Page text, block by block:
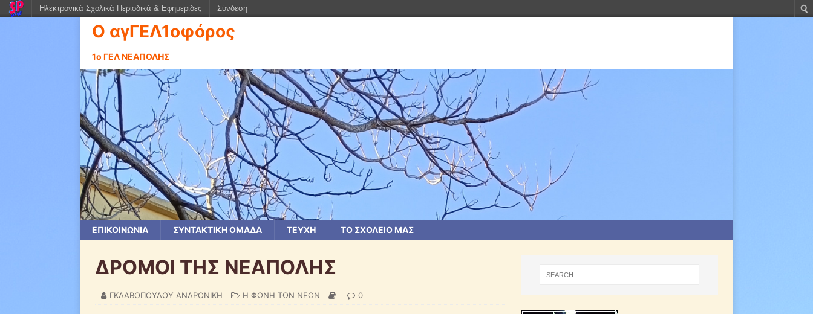
Ο αγΓΕΛ1οφόρος
1ο ΓΕΛ ΝΕΑΠΟΛΗΣ
ΕΠΙΚΟΙΝΩΝΙΑ ΣΥΝΤΑΚΤΙΚΗ ΟΜΑΔΑ ΤΕΥΧΗ ΤΟ ΣΧΟΛΕΙΟ ΜΑΣ
ΔΡΟΜΟΙ ΤΗΣ ΝΕΑΠΟΛΗΣ
ΓΚΛΑΒΟΠΟΥΛΟΥ ΑΝΔΡΟΝΙΚΗ Η ΦΩΝΗ ΤΩΝ ΝΕΩΝ 0
Ηλεκτρονικά Σχολικά Περιοδικά & Εφημερίδες Σύνδεση